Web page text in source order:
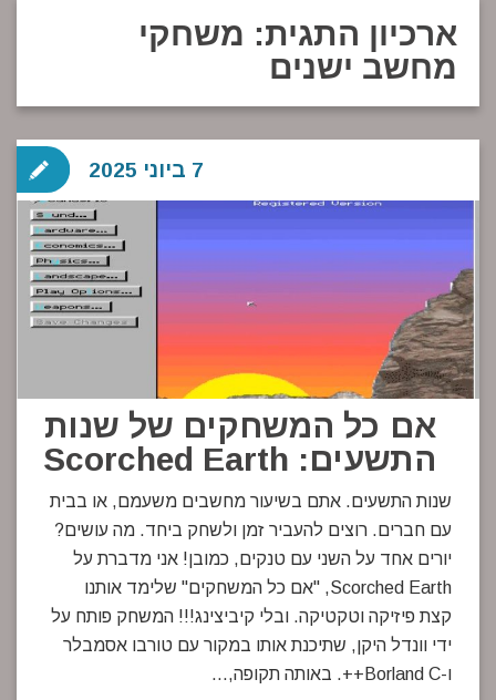
ארכיון התגית: משחקי
מחשב ישנים
אם כל המשחקים של שנות
התשעים: Scorched Earth
שנות התשעים. אתם בשיעור מחשבים משעמם, או בבית
עם חברים. רוצים להעביר זמן ולשחק ביחד. מה עושים?
יורים אחד על השני עם טנקים, כמובן! אני מדברת על
Scorched Earth, "אם כל המשחקים" שלימד אותנו
קצת פיזיקה וטקטיקה. ובלי קיביצינג!!! המשחק פותח על
ידי וונדל היקן, שתיכנת אותו במקור עם טורבו אסמבלר
ו-Borland C++. באותה תקופה,…
7 ביוני 2025